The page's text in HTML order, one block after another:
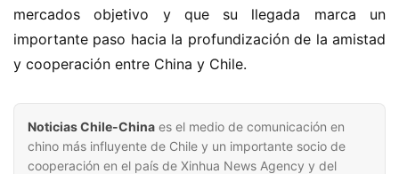
mercados objetivo y que su llegada marca un
importante paso hacia la profundización de la amistad
y cooperación entre China y Chile.
Noticias Chile-China es el medio de comunicación en
chino más influyente de Chile y un importante socio de
cooperación en el país de Xinhua News Agency y del